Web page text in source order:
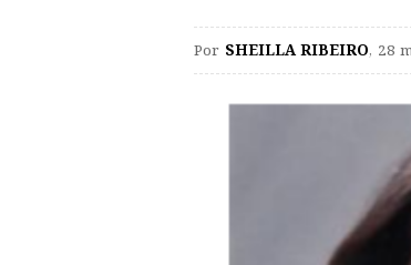
Por SHEILLA RIBEIRO, 28